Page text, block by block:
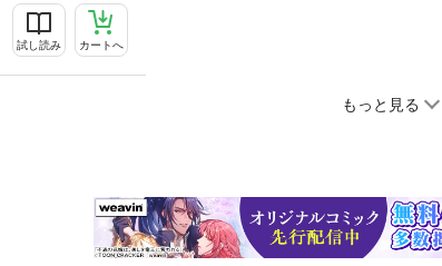
試し読み カートへ
もっと見る